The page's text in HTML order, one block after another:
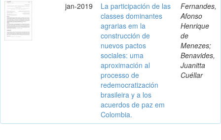
jan-2019
La participación de las
classes dominantes
agrarias em la
construcción de
nuevos pactos
sociales: uma
aproximación al
processo de
redemocratización
brasileira y a los
acuerdos de paz em
Colombia.
Fernandes,
Afonso
Henrique
de
Menezes;
Benavides,
Juanitta
Cuéllar